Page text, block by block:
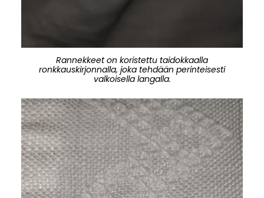
Rannekkeet on koristettu taidokkaalla
ronkkauskirjonnalla, joka tehdään perinteisesti
valkoisella langalla.